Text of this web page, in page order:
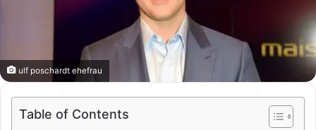
ulf poschardt ehefrau
Table of Contents